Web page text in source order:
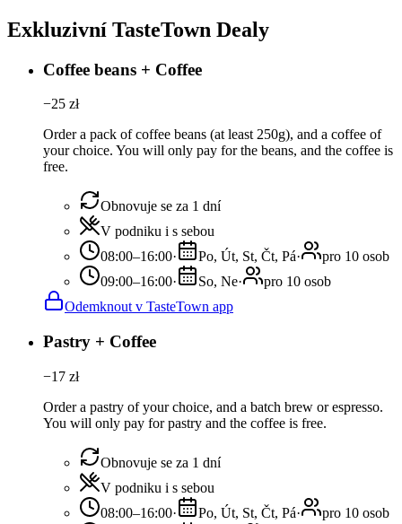
Exkluzivní TasteTown Dealy
Coffee beans + Coffee
−25 zł
Order a pack of coffee beans (at least 250g), and a coffee of
your choice. You will only pay for the beans, and the coffee is
free.
Obnovuje se za 1 dní
V podniku i s sebou
08:00–16:00· Po, Út, St, Čt, Pá·
pro 10 osob
09:00–16:00· So, Ne·
pro 10 osob
Odemknout v TasteTown app
Pastry + Coffee
−17 zł
Order a pastry of your choice, and a batch brew or espresso.
You will only pay for pastry and the coffee is free.
Obnovuje se za 1 dní
V podniku i s sebou
08:00–16:00· Po, Út, St, Čt, Pá·
pro 10 osob